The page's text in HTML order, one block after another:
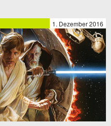
1. Dezember 2016